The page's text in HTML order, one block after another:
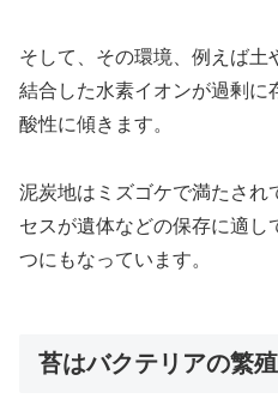
そして、その環境、例えば土
結合した水素イオンが過剰に
酸性に傾きます。
泥炭地はミズゴケで満たされ
セスが遺体などの保存に適し
つにもなっています。
苔はバクテリアの繁